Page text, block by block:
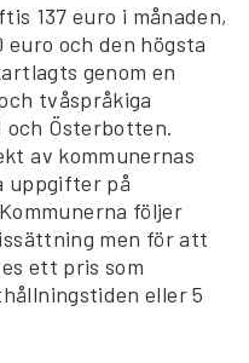
137 euro i månaden,
och den högsta
genom en
tvåspråkiga
och Österbotten.
av kommunernas
uppgifter på
följer
men för att
ett pris som
eller 5